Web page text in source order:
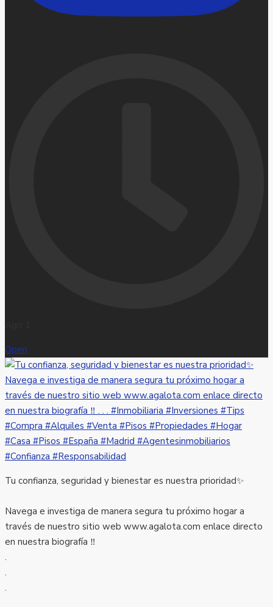
Open
Tu confianza, seguridad y bienestar es nuestra prioridad✨
Navega e investiga de manera segura tu próximo hogar a
través de nuestro sitio web www.agalota.com enlace directo
en nuestra biografía ‼️
.
.
.